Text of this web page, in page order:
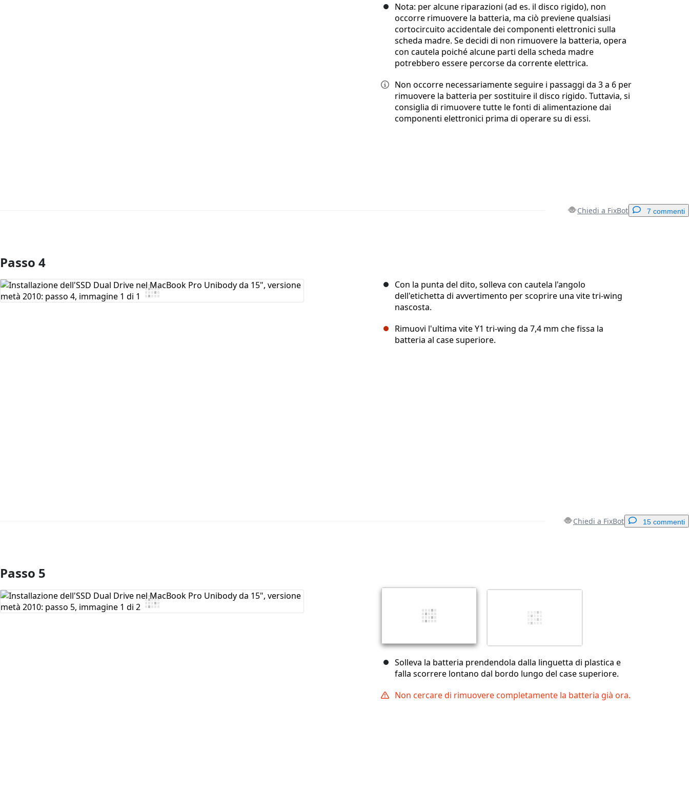
Nota: per alcune riparazioni (ad es. il disco rigido), non
occorre rimuovere la batteria, ma ciò previene qualsiasi
cortocircuito accidentale dei componenti elettronici sulla
scheda madre. Se decidi di non rimuovere la batteria, opera
con cautela poiché alcune parti della scheda madre
potrebbero essere percorse da corrente elettrica.
Non occorre necessariamente seguire i passaggi da 3 a 6 per
rimuovere la batteria per sostituire il disco rigido. Tuttavia, si
consiglia di rimuovere tutte le fonti di alimentazione dai
componenti elettronici prima di operare su di essi.
Chiedi a FixBot 7 commenti
Aggiungi Commento
Passo 4
Con la punta del dito, solleva con cautela l'angolo
dell'etichetta di avvertimento per scoprire una vite tri-wing
nascosta.
Rimuovi l'ultima vite Y1 tri-wing da 7,4 mm che fissa la
batteria al case superiore.
Chiedi a FixBot 15 commenti
Aggiungi Commento
Passo 5
Solleva la batteria prendendola dalla linguetta di plastica e
falla scorrere lontano dal bordo lungo del case superiore.
Non cercare di rimuovere completamente la batteria già ora.